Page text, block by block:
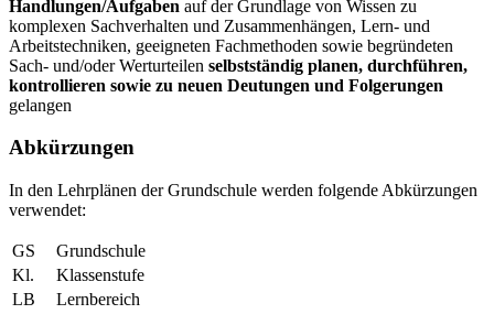
Handlungen/Aufgaben auf der Grundlage von Wissen zu
komplexen Sachverhalten und Zusammenhängen, Lern- und
Arbeitstechniken, geeigneten Fachmethoden sowie begründeten
Sach- und/oder Werturteilen selbstständig planen, durchführen,
kontrollieren sowie zu neuen Deutungen und Folgerungen
gelangen
Abkürzungen
In den Lehrplänen der Grundschule werden folgende Abkürzungen
verwendet:
GS
Grundschule
Kl.
Klassenstufe
LB
Lernbereich